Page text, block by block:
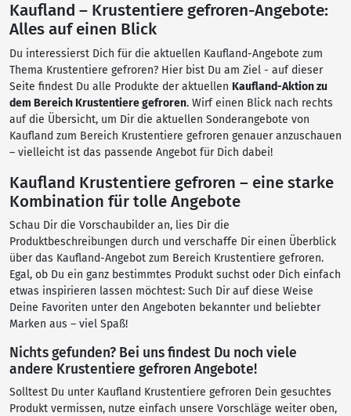
Kaufland – Krustentiere gefroren-Angebote:
Alles auf einen Blick
Du interessierst Dich für die aktuellen Kaufland-Angebote zum
Thema Krustentiere gefroren? Hier bist Du am Ziel - auf dieser
Seite findest Du alle Produkte der aktuellen Kaufland-Aktion zu
dem Bereich Krustentiere gefroren. Wirf einen Blick nach rechts
auf die Übersicht, um Dir die aktuellen Sonderangebote von
Kaufland zum Bereich Krustentiere gefroren genauer anzuschauen
– vielleicht ist das passende Angebot für Dich dabei!
Kaufland Krustentiere gefroren – eine starke
Kombination für tolle Angebote
Schau Dir die Vorschaubilder an, lies Dir die
Produktbeschreibungen durch und verschaffe Dir einen Überblick
über das Kaufland-Angebot zum Bereich Krustentiere gefroren.
Egal, ob Du ein ganz bestimmtes Produkt suchst oder Dich einfach
etwas inspirieren lassen möchtest: Such Dir auf diese Weise
Deine Favoriten unter den Angeboten bekannter und beliebter
Marken aus – viel Spaß!
Nichts gefunden? Bei uns findest Du noch viele
andere Krustentiere gefroren Angebote!
Solltest Du unter Kaufland Krustentiere gefroren Dein gesuchtes
Produkt vermissen, nutze einfach unsere Vorschläge weiter oben,